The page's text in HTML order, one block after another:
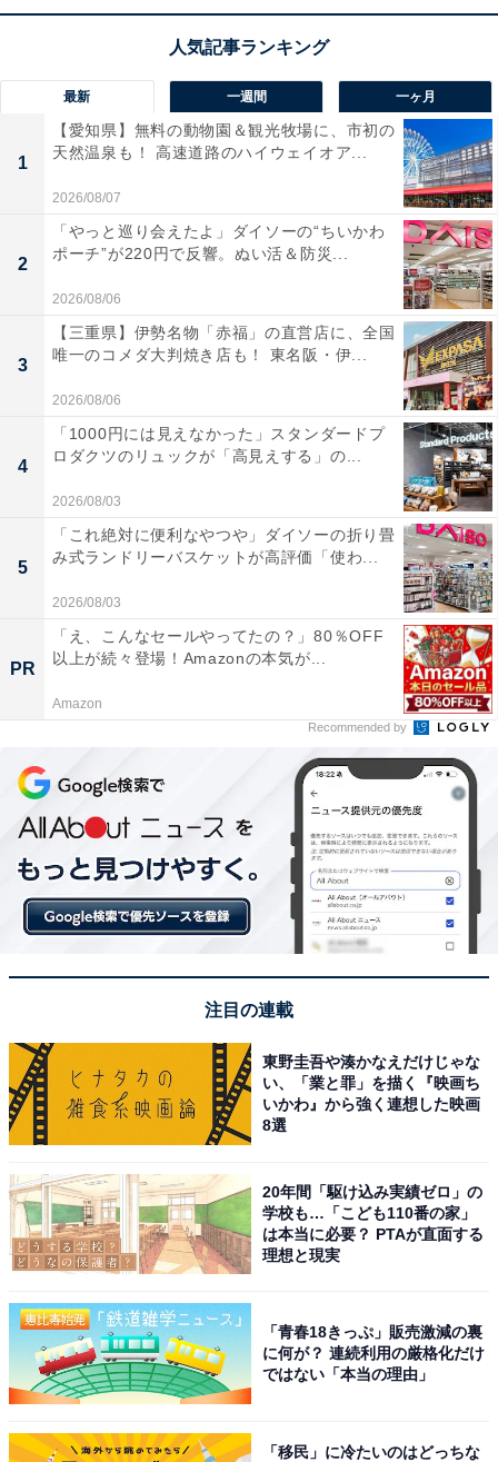
嬉しいポイントです！
マーシャルのスピーカー「Middleton クリーム」の口
コミは？
マーシャルのスピーカー「Middleton クリーム」には以
下のような口コミが寄せられています。
クラシックでお洒落なクリーム色のデザインが、部
屋のインテリアとしても最高に映えます
コンパクトなサイズからは想像できないほど重低音
に迫力があり、音が全方位に綺麗に広がります
IP67の防水設計なので、キャンプなどのアウトドア
でも汚れを気にせずガンガン使えて重宝しています
本格的なサウンドをどこへでも連れ出したい人や、デザ
イン性とタフさを兼ね備えたスピーカーを求める人に
は、おすすめの商品といえそうです。
あわせて読みたい
【Amazonお買い得情報】JBL「サウンドバ
ー」が特別価格で登場中【5月27日】
【今日チェックしたい】マーシャルの人気商品5選
マーシャル「ACTON III BLACK」
最新 一週間 一ヶ月
1
【愛知県】無料の動物園＆観光牧場に、市初の
天然温泉も！ 高速道路のハイウェイオア...
2026/08/07
2
「やっと巡り会えたよ」ダイソーの“ちいかわ
ポーチ”が220円で反響。ぬい活＆防災...
2026/08/06
3
【三重県】伊勢名物「赤福」の直営店に、全国
唯一のコメダ大判焼き店も！ 東名阪・伊...
2026/08/06
4
「1000円には見えなかった」スタンダードプ
ロダクツのリュックが「高見えする」の...
2026/08/03
5
「これ絶対に便利なやつや」ダイソーの折り畳
み式ランドリーバスケットが高評価「使わ...
2026/08/03
PR
「え、こんなセールやってたの？」80％OFF
以上が続々登場！Amazonの本気が...
Amazon
Recommended by
注目の連載
東野圭吾や湊かなえだけじゃな
い、「業と罪」を描く『映画ち
いかわ』から強く連想した映画
8選
20年間「駆け込み実績ゼロ」の
学校も…「こども110番の家」
は本当に必要？ PTAが直面する
理想と現実
「青春18きっぷ」販売激減の裏
に何が？ 連続利用の厳格化だけ
ではない「本当の理由」
「移民」に冷たいのはどっちな